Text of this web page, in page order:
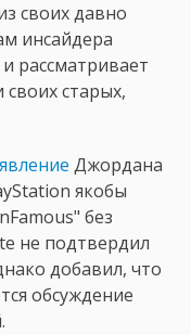
своих давно
инсайдера
рассматривает
старых,
Джордана
якобы
без
не подтвердил
добавил, что
обсуждение